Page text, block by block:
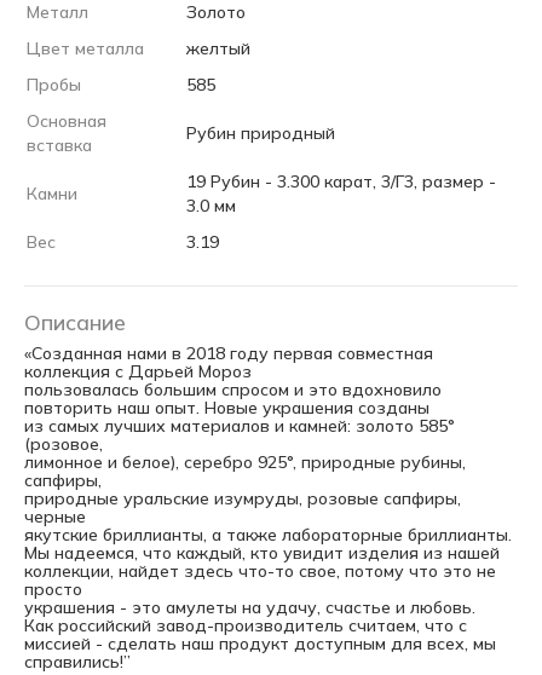
Металл
Золото
Цвет металла
желтый
Пробы
585
Основная
вставка
Рубин природный
Камни
19 Рубин - 3.300 карат, 3/Г3, размер -
3.0 мм
Вес
3.19
Описание
«Созданная нами в 2018 году первая совместная
коллекция с Дарьей Мороз
пользовалась большим спросом и это вдохновило
повторить наш опыт. Новые украшения созданы
из самых лучших материалов и камней: золото 585°
(розовое,
лимонное и белое), серебро 925°, природные рубины,
сапфиры,
природные уральские изумруды, розовые сапфиры,
черные
якутские бриллианты, а также лабораторные бриллианты.
Мы надеемся, что каждый, кто увидит изделия из нашей
коллекции, найдет здесь что-то свое, потому что это не
просто
украшения - это амулеты на удачу, счастье и любовь.
Как российский завод-производитель считаем, что с
миссией - сделать наш продукт доступным для всех, мы
справились!”